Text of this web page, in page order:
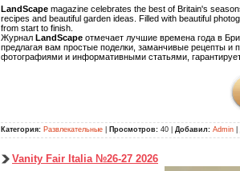
LandScape magazine celebrates the best of Britain's
recipes and beautiful garden ideas. Filled with beautiful
from start to finish.
Журнал LandScape отмечает лучшие времена года в
предлагая вам простые поделки, заманчивые рецепты
фотографиями и информативными статьями,
Категория: Развлекательные Просмотров: 40 | Добавил: Admin
Vanity Fair Italia №26-27 2026